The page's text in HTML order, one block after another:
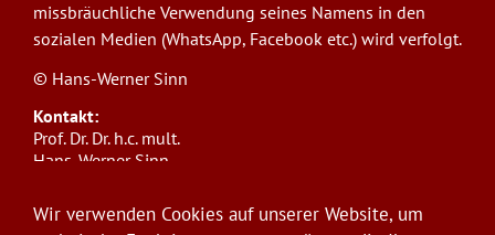
missbräuchliche Verwendung seines Namens in den
sozialen Medien (WhatsApp, Facebook etc.) wird verfolgt.
© Hans-Werner Sinn
Kontakt:
Prof. Dr. Dr. h.c. mult.
Hans-Werner Sinn,
ifo Institut
Poschingerstr. 5, 81679 München
Wir verwenden Cookies auf unserer Website, um